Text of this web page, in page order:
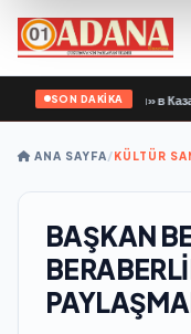
SON DAKİKA
«Единой России» в Казани
ANA SAYFA/KÜLTÜR
BAŞKAN